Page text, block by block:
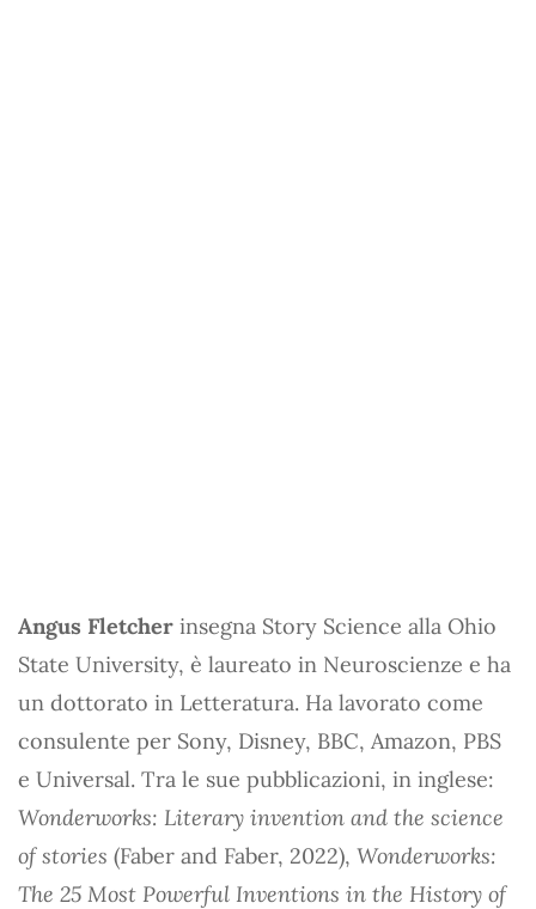
Angus Fletcher insegna Story Science alla Ohio
State University, è laureato in Neuroscienze e ha
un dottorato in Letteratura. Ha lavorato come
consulente per Sony, Disney, BBC, Amazon, PBS
e Universal. Tra le sue pubblicazioni, in inglese:
Wonderworks: Literary invention and the science
of stories (Faber and Faber, 2022), Wonderworks:
The 25 Most Powerful Inventions in the History of